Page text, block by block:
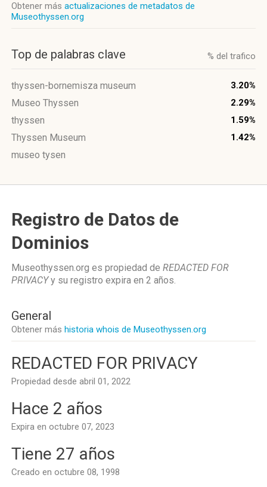
Obtener más actualizaciones de metadatos de
Museothyssen.org
Top de palabras clave % del trafico
thyssen-bornemisza museum 3.20%
Museo Thyssen 2.29%
thyssen 1.59%
Thyssen Museum 1.42%
museo tysen
Registro de Datos de
Dominios
Museothyssen.org es propiedad de REDACTED FOR
PRIVACYy su registro expira en 2 años.
General
Obtener más historia whois de Museothyssen.org
REDACTED FOR PRIVACY
Propiedad desde abril 01, 2022
Hace 2 años
Expira en octubre 07, 2023
Tiene 27 años
Creado en octubre 08, 1998